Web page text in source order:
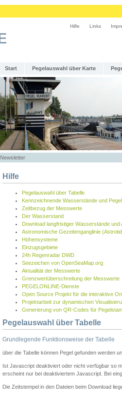
Hilfe Links
Start Pegelauswahl über Karte
Newsletter
Hilfe
Pegelauswahl über Tabelle
Kennzeichnende Wasserstände und
Zeitbezug der Messwerte
Der Wasserstand
Download langfristiger Wasserstände und
Astronomische Gezeitenganglinie
Höhensysteme
Einzugsgebiete
24h Regenradar DWD
Seezeichen von OpenSeaMap.org
Aktualität der Messwerte
Grenzwertüberschreitung der Messwerte
PEGELONLINE-Dienste
Open Source Projekt für die interaktive
Projektarbeit zur dynamischen
Generierung von QR-Codes für
Pegelauswahl über Tabelle
Grundlegende Funktionsweise der Tabelle
über die Tabelle können Pegel gefunden werden
Ist Javascript deaktiviert oder nicht verfügbar so
erscheint nur bei deaktiviertem Javascript. Bei
Die Zeitstempel in den Dateien beim Download